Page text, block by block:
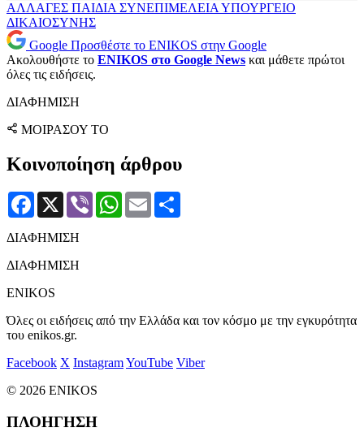
ΑΛΛΑΓΕΣ ΠΑΙΔΙΑ ΣΥΝΕΠΙΜΕΛΕΙΑ ΥΠΟΥΡΓΕΙΟ
ΔΙΚΑΙΟΣΥΝΗΣ
Google Προσθέστε το ENIKOS στην Google
Ακολουθήστε το ENIKOS στο Google News και μάθετε πρώτοι
όλες τις ειδήσεις.
ΔΙΑΦΗΜΙΣΗ
ΜΟΙΡΑΣΟΥ ΤΟ
Κοινοποίηση άρθρου
Facebook
X Viber WhatsApp
Email
ΔΙΑΦΗΜΙΣΗ
ΔΙΑΦΗΜΙΣΗ
ENIKOS
Όλες οι ειδήσεις από την Ελλάδα και τον κόσμο με την εγκυρότητα
του enikos.gr.
Facebook X InstagramYouTube Viber
© 2026 ENIKOS
ΠΛΟΗΓΗΣΗ